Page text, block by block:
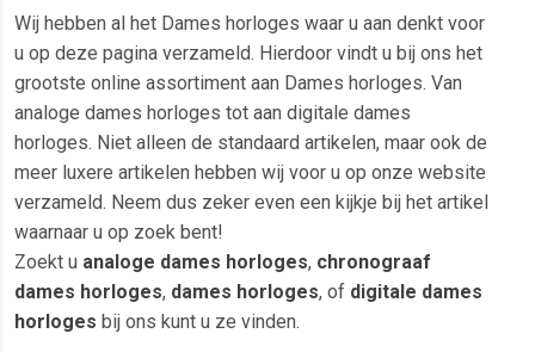
Wij hebben al het Dames horloges waar u aan denkt voor
u op deze pagina verzameld. Hierdoor vindt u bij ons het
grootste online assortiment aan Dames horloges. Van
analoge dames horloges tot aan digitale dames
horloges. Niet alleen de standaard artikelen, maar ook de
meer luxere artikelen hebben wij voor u op onze website
verzameld. Neem dus zeker even een kijkje bij het artikel
waarnaar u op zoek bent!
Zoekt u analoge dames horloges, chronograaf
dames horloges, dames horloges, of digitale dames
horloges bij ons kunt u ze vinden.